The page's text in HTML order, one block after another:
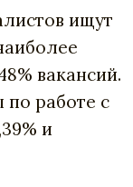
ищут
вакансий.
работе с
и